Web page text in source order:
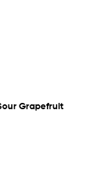
Grapefruit